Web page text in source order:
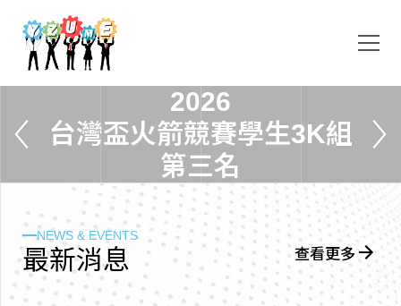
2026
台灣盃火箭競賽學生3K組
第三名
NEWS & EVENTS
最新消息 查看更多